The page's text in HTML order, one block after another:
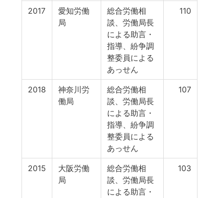
2017
愛知労働
局
総合労働相
談、労働局長
による助言・
指導、紛争調
整委員による
あっせん
110
2018
神奈川労
働局
総合労働相
談、労働局長
による助言・
指導、紛争調
整委員による
あっせん
107
2015
大阪労働
局
総合労働相
談、労働局長
による助言・
103